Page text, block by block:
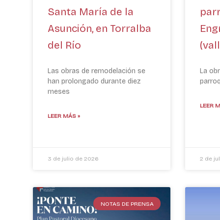
Santa María de la
Asunción, en Torralba
del Río
Las obras de remodelación se
han prolongado durante diez
meses
LEER MÁS »
3 de julio de 2026
La
LEER
2 de
NOTAS DE PRENSA